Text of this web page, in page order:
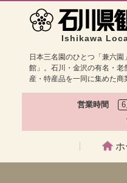
Ishikawa
日本三名園のひとつ「兼六
館」。石川・金沢の有名・老
産・特産品を一同に集めた商
営業時間 6
ホ